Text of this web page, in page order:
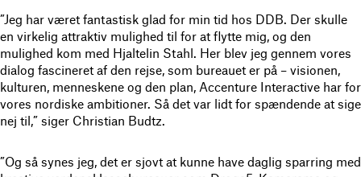
”Jeg har været fantastisk glad for min tid hos DDB. Der skulle
en virkelig attraktiv mulighed til for at flytte mig, og den
mulighed kom med Hjaltelin Stahl. Her blev jeg gennem vores
dialog fascineret af den rejse, som bureauet er på – visionen,
kulturen, menneskene og den plan, Accenture Interactive har for
vores nordiske ambitioner. Så det var lidt for spændende at sige
nej til,” siger Christian Budtz.
”Og så synes jeg, det er sjovt at kunne have daglig sparring med